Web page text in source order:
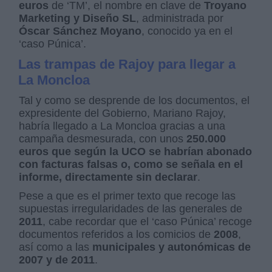
euros de ‘TM’, el nombre en clave deTroyano
Marketing y Diseño SL, administrada por
Óscar Sánchez Moyano, conocido ya en el
‘caso Púnica’.
Las trampas de Rajoy para llegar a
La Moncloa
Tal y como se desprende de los documentos, el
expresidente del Gobierno, Mariano Rajoy,
habría llegado a La Moncloa gracias a una
campaña desmesurada, con unos 250.000
euros que según la UCO se habrían abonado
con facturas falsas o, como se señala en el
informe, directamente sin declarar.
Pese a que es el primer texto que recoge las
supuestas irregularidades de las generales de
2011, cabe recordar que el ‘caso Púnica’ recoge
documentos referidos a los comicios de 2008,
así como a las municipales y autonómicas de
2007 y de 2011.